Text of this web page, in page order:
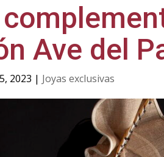
Ave del
2023 | Joyas exclusivas